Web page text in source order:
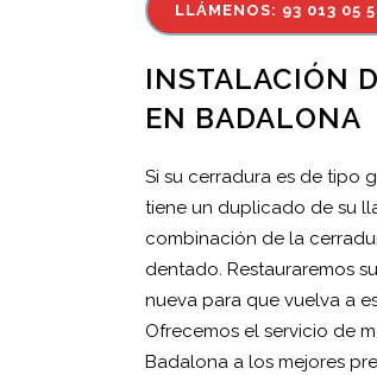
LLÁMENOS: 93 013 05
INSTALACIÓN
EN BADALONA
Si su cerradura es de tipo
tiene un duplicado de su
combinación de la
dentado. Restauraremos
nueva para que vuelva a
Ofrecemos el servicio de
Badalona a los mejores